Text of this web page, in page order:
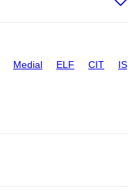
Medial ELF CIT IS